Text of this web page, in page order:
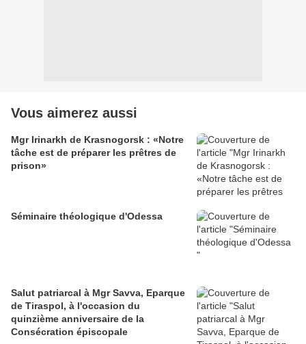
Vous aimerez aussi
Mgr Irinarkh de Krasnogorsk : «Notre
tâche est de préparer les prêtres de
prison»
Séminaire théologique d'Odessa
Salut patriarcal à Mgr Savva, Eparque
de Tiraspol, à l'occasion du
quinzième anniversaire de la
Consécration épiscopale